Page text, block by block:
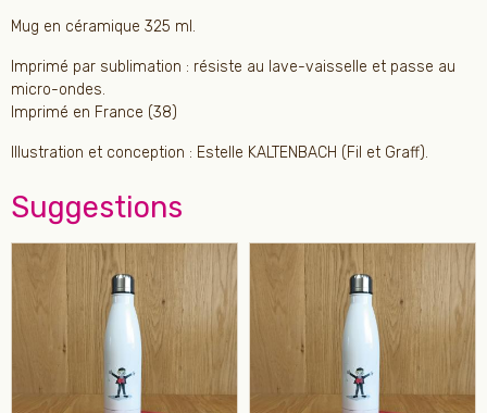
Mug en céramique 325 ml.
Imprimé par sublimation : résiste au lave-vaisselle et passe au
micro-ondes.
Imprimé en France (38)
Illustration et conception : Estelle KALTENBACH (Fil et Graff).
Suggestions